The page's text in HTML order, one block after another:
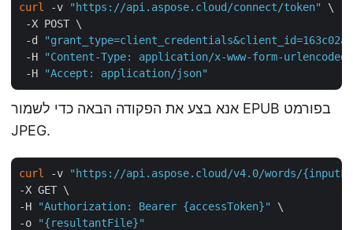
curl -v "https://api.aspose.cloud/connect/token"
\
-X POST \
-d
-H
"Content-Type: application/x-www-form-urlencoded"
-H
"Accept: application/json"
אנא בצע את הפקודה הבאה כדי לשמור EPUB בפורמט
JPEG.
curl -v
"https://api.aspose.cloud/v4.0/words/
-X GET \
-H
"Authorization: Bearer {accessToken}"
\
-o
"{resultantFile}"